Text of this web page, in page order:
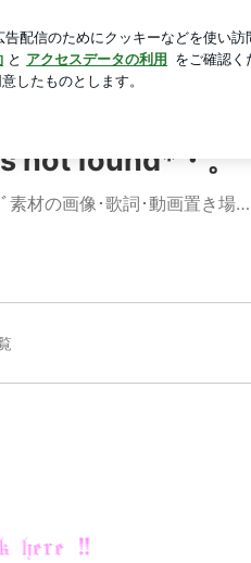
新規登録
not found*・
素材の画像･歌詞･動画置き